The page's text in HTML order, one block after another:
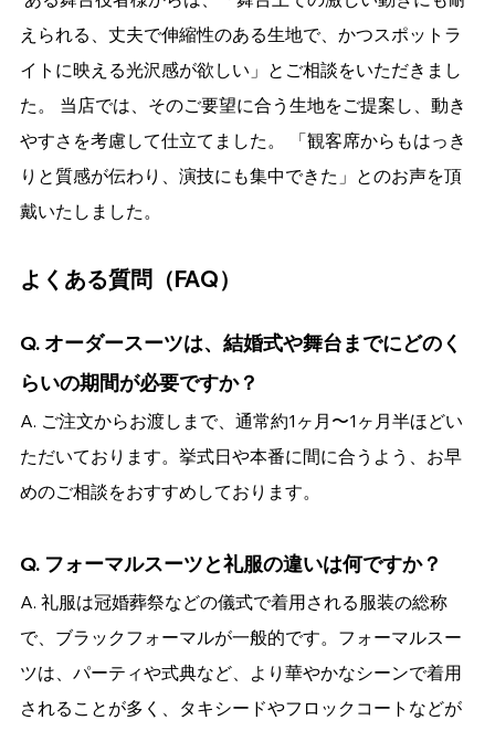
えられる、丈夫で伸縮性のある生地で、かつスポットラ
イトに映える光沢感が欲しい」とご相談をいただきまし
た。 当店では、そのご要望に合う生地をご提案し、動き
やすさを考慮して仕立てました。 「観客席からもはっき
りと質感が伝わり、演技にも集中できた」とのお声を頂
戴いたしました。
よくある質問（FAQ）
Q. オーダースーツは、結婚式や舞台までにどのく
らいの期間が必要ですか？
A. ご注文からお渡しまで、通常約1ヶ月〜1ヶ月半ほどい
ただいております。挙式日や本番に間に合うよう、お早
めのご相談をおすすめしております。
Q. フォーマルスーツと礼服の違いは何ですか？
A. 礼服は冠婚葬祭などの儀式で着用される服装の総称
で、ブラックフォーマルが一般的です。フォーマルスー
ツは、パーティや式典など、より華やかなシーンで着用
されることが多く、タキシードやフロックコートなどが